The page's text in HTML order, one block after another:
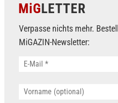
MiGLETTER
Verpasse nichts mehr.
MiGAZIN-Newsletter: